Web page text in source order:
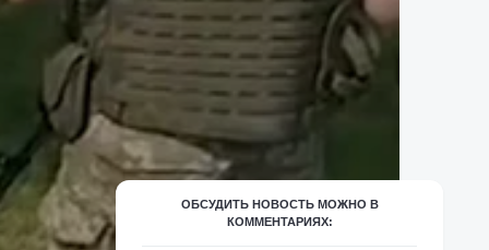
ОБСУДИТЬ НОВОСТЬ МОЖНО В
КОММЕНТАРИЯХ: